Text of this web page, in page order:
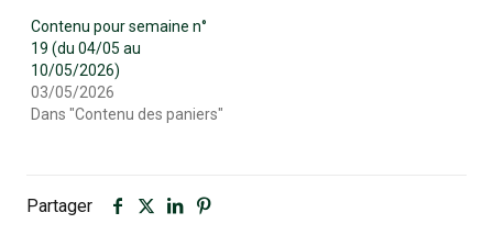
Contenu pour semaine n°
19 (du 04/05 au
10/05/2026)
03/05/2026
Dans "Contenu des paniers"
Partager